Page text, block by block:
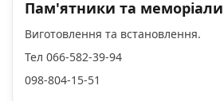
Пам'ятники та меморіали
Виготовлення та встановлення.
Тел 066-582-39-94
098-804-15-51